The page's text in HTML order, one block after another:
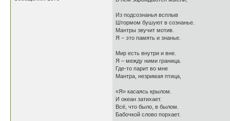
Из подсознанья всплыв
Штормом бушуют в сознанье.
Мантры звучит мотив.
Я – это память и знанье.
Мир есть внутри и вне.
Я – между ними граница.
Где-то парит во мне
Мантра, незримая птица,
«Я» касаясь крылом.
И океан затихает.
Всё, что было, в былом.
Бабочкой слово порхает.